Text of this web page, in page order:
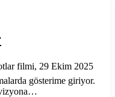
filmi, 29 Ekim 2025
gösterime giriyor.
vizyona…